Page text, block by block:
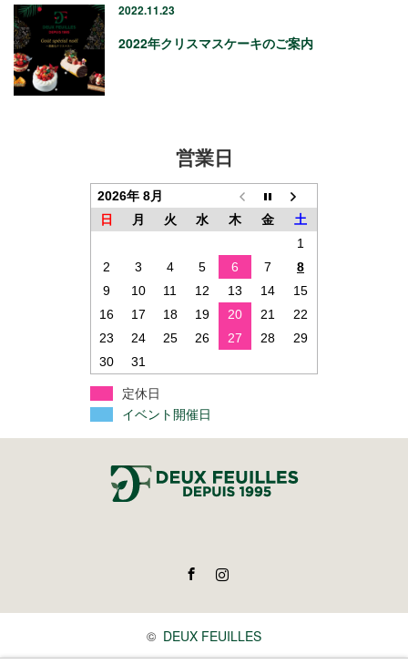
2022.11.23
2022年クリスマスケーキのご案内
営業日
2026年 8月
日
月 火 水 木 金
土
1
2
3 4 5 6 7
8
9
10 11 12 13 14
15
16
17 18 19 20 21
22
23
24 25 26 27 28
29
30
31
定休日
イベント開催日
© DEUX FEUILLES